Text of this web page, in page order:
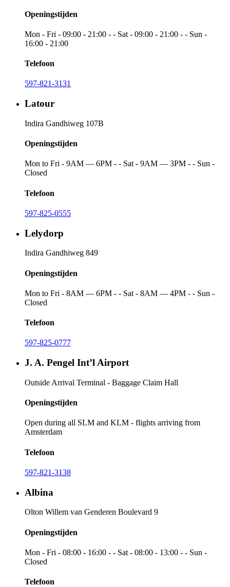
Openingstijden
Mon - Fri - 09:00 - 21:00 - - Sat - 09:00 - 21:00 - - Sun -
16:00 - 21:00
Telefoon
597-821-3131
Latour
Indira Gandhiweg 107B
Openingstijden
Mon to Fri - 9AM — 6PM - - Sat - 9AM — 3PM - - Sun -
Closed
Telefoon
597-825-0555
Lelydorp
Indira Gandhiweg 849
Openingstijden
Mon to Fri - 8AM — 6PM - - Sat - 8AM — 4PM - - Sun -
Closed
Telefoon
597-825-0777
J. A. Pengel Int’l Airport
Outside Arrival Terminal - Baggage Claim Hall
Openingstijden
Open during all SLM and KLM - flights arriving from
Amsterdam
Telefoon
597-821-3138
Albina
Olton Willem van Genderen Boulevard 9
Openingstijden
Mon - Fri - 08:00 - 16:00 - - Sat - 08:00 - 13:00 - - Sun -
Closed
Telefoon